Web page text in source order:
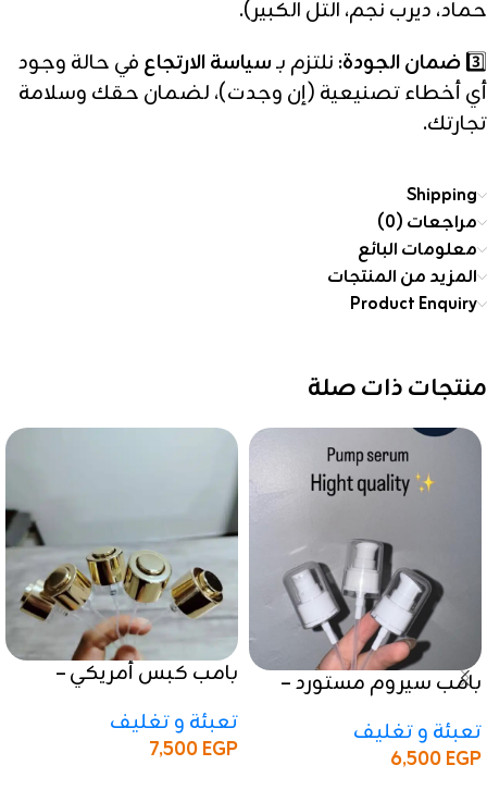
حماد، ديرب نجم، التل الكبير).
3️⃣ضمان الجودة: نلتزم بـسياسة الارتجاع في حالة وجود
أي أخطاء تصنيعية (إن وجدت)، لضمان حقك وسلامة
تجارتك.
Shipping
مراجعات (0)
معلومات البائع
المزيد من المنتجات
Product Enquiry
منتجات ذات صلة
بامب سيروم مستورد –
تعبئة و تغليف
6,500EGP
بامب كبس أمريكي –
تعبئة و تغليف
7,500EGP